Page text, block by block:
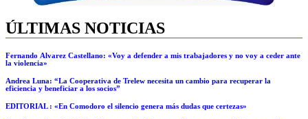
ÚLTIMAS NOTICIAS
Fernando Álvarez Castellano: «Voy a defender a mis trabajadores y no voy a ceder ante
la violencia»
Andrea Luna: “La Cooperativa de Trelew necesita un cambio para recuperar la
eficiencia y beneficiar a los socios”
EDITORIAL : «En Comodoro el silencio genera más dudas que certezas»